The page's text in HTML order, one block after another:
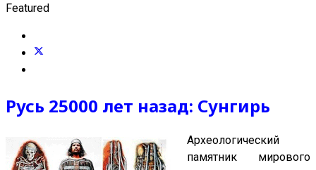
Featured
Русь 25000 лет назад: Сунгирь
Археологический
памятник мирового